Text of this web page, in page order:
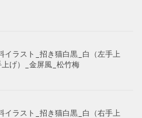
イラスト_招き猫白黒_白（左手上
げ）_金屏風_松竹梅
イラスト_招き猫白黒_白（右手上